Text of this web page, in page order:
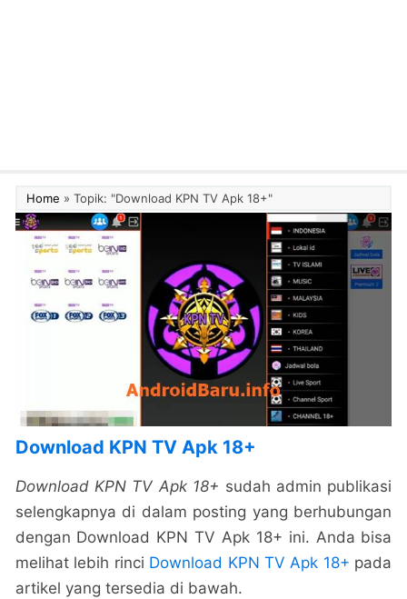
Home » Topik: "Download KPN TV Apk 18+"
Download KPN TV Apk 18+
Download KPN TV Apk 18+ sudah admin publikasi
selengkapnya di dalam posting yang berhubungan
dengan Download KPN TV Apk 18+ ini. Anda bisa
melihat lebih rinci Download KPN TV Apk 18+ pada
artikel yang tersedia di bawah.